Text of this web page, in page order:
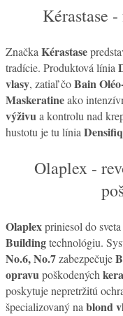
Kérastase
ZnačkaKérastase
tradície. Produktová línia
vlasy, zatiaľ čoBain
Maskeratineako
výživua kontrolu nad
hustotu je tu línia
Olaplex -
Olaplexpriniesol do
Buildingtechnológiu.
No.6, No.7zabezpečuje
opravupoškodených
poskytuje nepretržitú
špecializovaný nablond